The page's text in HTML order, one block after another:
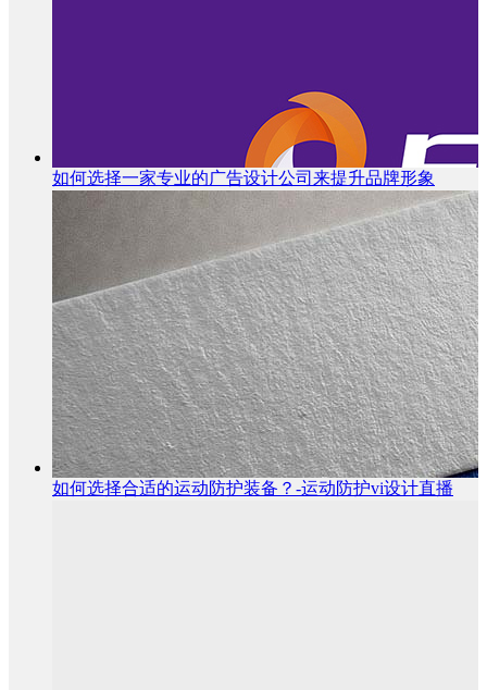
如何选择一家专业的广告设计公司来提升品牌形象
如何选择合适的运动防护装备？-运动防护vi设计直播